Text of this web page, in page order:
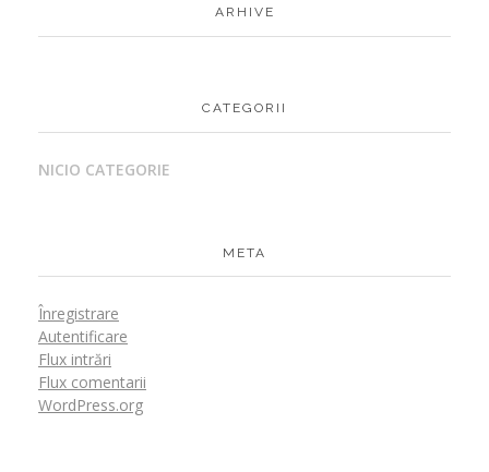
ARHIVE
CATEGORII
NICIO CATEGORIE
META
Înregistrare
Autentificare
Flux intrări
Flux comentarii
WordPress.org